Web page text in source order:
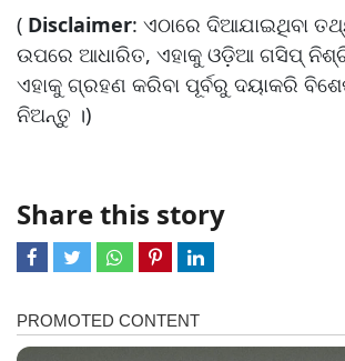
( Disclaimer: ଏଠାରେ ଦିଆଯାଇଥିବା
ଉପରେ ଆଧାରିତ, ଏହାକୁ ଓଡ଼ିଆ ଗସିପ୍
ଏହାକୁ ଗ୍ରହଣ କରିବା ପୂର୍ବରୁ ଦୟାକରି
ନିଅନ୍ତୁ ।)
Share this story